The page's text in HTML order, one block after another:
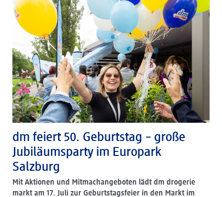
dm feiert 50. Geburtstag – große
Jubiläumsparty im Europark
Salzburg
Mit Aktionen und Mitmachangeboten lädt dm drogerie
markt am 17. Juli zur Geburtstagsfeier in den Markt im